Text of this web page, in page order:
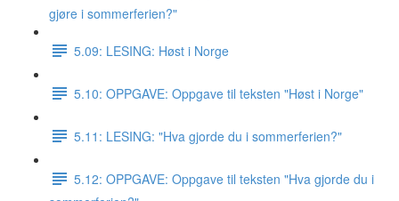
gjøre i sommerferien?"
5.09: LESING: Høst i Norge
5.10: OPPGAVE: Oppgave til teksten "Høst i Norge"
5.11: LESING: "Hva gjorde du i sommerferien?"
5.12: OPPGAVE: Oppgave til teksten "Hva gjorde du i